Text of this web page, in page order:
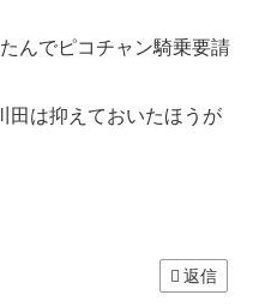
んでピコチャン騎乗要請
田は抑えておいたほうが
返信